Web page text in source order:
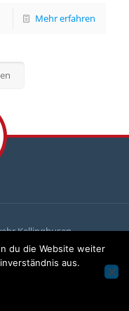
Mehr erfahren
Kellinghusen
dich
mit!
du die Website weiter
aus.